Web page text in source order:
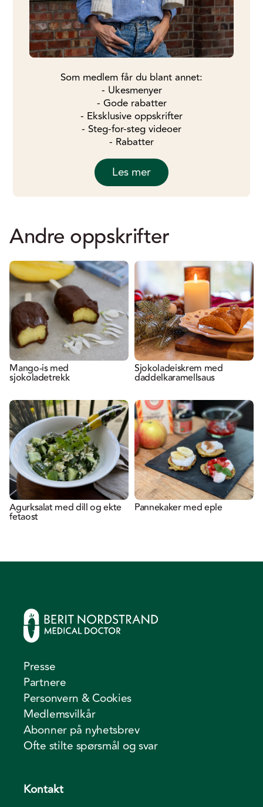
Som medlem får du blant annet:
- Ukesmenyer
- Gode rabatter
- Eksklusive oppskrifter
- Steg-for-steg videoer
- Rabatter
Les mer
Andre oppskrifter
Mango-is med
sjokoladetrekk
Sjokoladeiskrem med
daddelkaramellsaus
Agurksalat med dill og ekte
fetaost
Pannekaker med eple
Presse
Partnere
Personvern & Cookies
Medlemsvilkår
Abonner på nyhetsbrev
Ofte stilte spørsmål og svar
Kontakt